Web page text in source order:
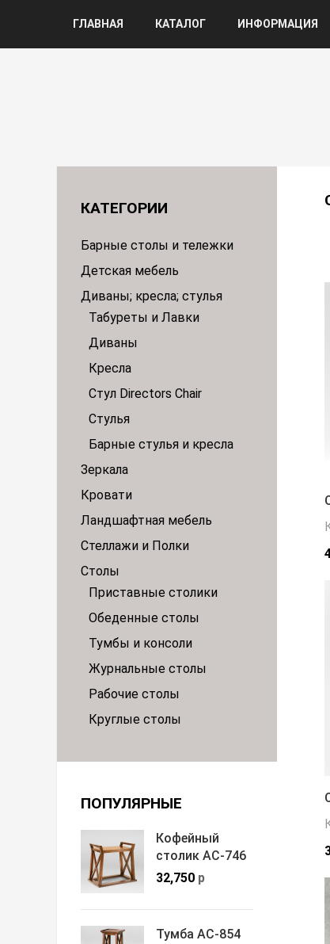
ГЛАВНАЯ КАТАЛОГ ИНФОРМАЦИЯ
КАТЕГОРИИ
Барные столы и тележки
Детская мебель
Диваны; кресла; стулья
Табуреты и Лавки
Диваны
Кресла
Стул Directors Chair
Стулья
Барные стулья и кресла
Зеркала
Кровати
Ландшафтная мебель
Стеллажи и Полки
Столы
Приставные столики
Обеденные столы
Тумбы и консоли
Журнальные столы
Рабочие столы
Круглые столы
ПОПУЛЯРНЫЕ
Кофейный
столик АС-746
32,750 р
Тумба АС-854